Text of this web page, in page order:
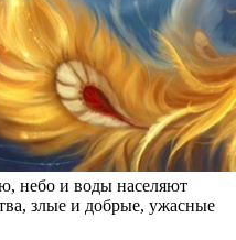
небо и воды населяют
злые и добрые, ужасные